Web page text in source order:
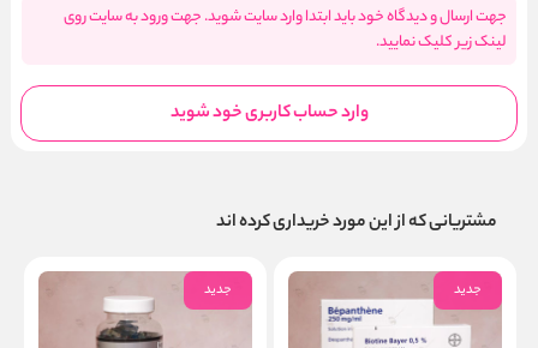
جهت ارسال و دیدگاه خود باید ابتدا وارد سایت شوید. جهت ورود به سایت روی
لینک زیر کلیک نمایید.
وارد حساب کاربری خود شوید
مشتریانی که از این مورد خریداری کرده اند
جدید جدید